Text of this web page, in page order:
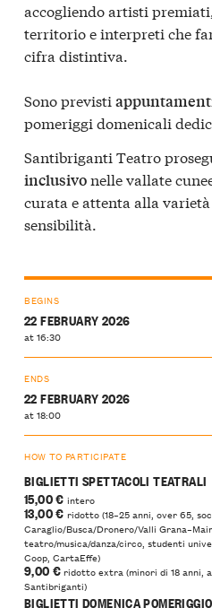
accogliendo artisti
territorio e interpreti che
cifra distintiva.
Sono previsti
pomeriggi domenicali
Santibriganti Teatro
inclusivonelle vallate
curata e attenta alla
sensibilità.
BEGINS
22 FEBRUARY 2026
at 16:30
ENDS
22 FEBRUARY 2026
at 18:00
HOW TO PARTICIPATE
BIGLIETTI SPETTACOLI TEATRALI
15,00 € intero
13,00 € ridotto (18–25 anni, over 65,
Caraglio/Busca/Dronero/Valli
teatro/musica/danza/circo, studenti
Coop, CartaEffe)
9,00 €ridotto extra (minori di 18 anni,
Santibriganti)
BIGLIETTI DOMENICA POMERIGGIO